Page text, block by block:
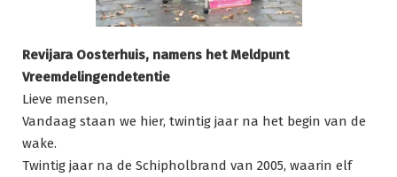
Revijara Oosterhuis, namens het Meldpunt
Vreemdelingendetentie
Lieve mensen,
Vandaag staan we hier, twintig jaar na het begin van de
wake.
Twintig jaar na de Schipholbrand van 2005, waarin elf